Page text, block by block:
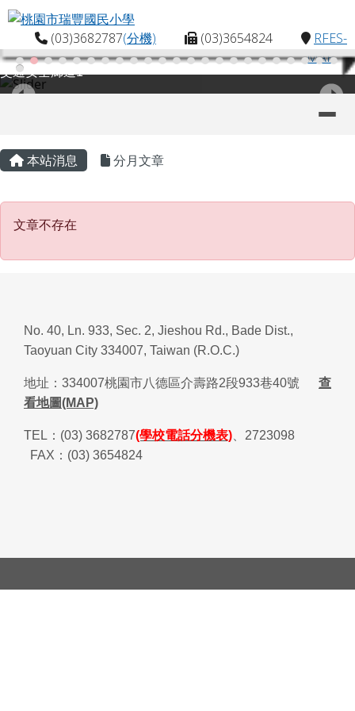
跳至主內容區
桃園市瑞豐國民小學
(03)3682787(分機) (03)3654824
RFES-
MAP
交通安全廊道1
主內容區域
本站消息 分月文章
文章不存在
文章不存在
頁尾區域
No. 40, Ln. 933, Sec. 2, Jieshou Rd., Bade Dist.,
Taoyuan City 334007, Taiwan (R.O.C.)
地址： 334007桃園市八德區介壽路2段933巷40號
查
看地圖(MAP)
TEL ： (03) 3682787(學校電話分機表)
2723098
FAX ： (03) 3654824